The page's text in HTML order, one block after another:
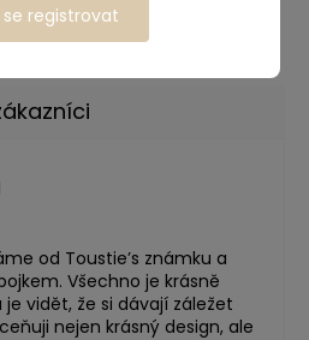
obchodu je 5 z 5 hvězdiček.
od Toustie’s známku a
Všechno je krásně
vidět, že si dávají záležet
nejen krásný design, ale
registrovat